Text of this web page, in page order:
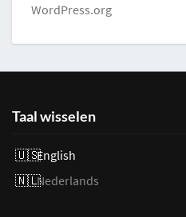
WordPress.org
Taal wisselen
English
Nederlands